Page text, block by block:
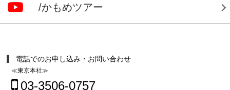
/かもめツアー
電話でのお申し込み・お問い合わせ
≪東京本社≫
03-3506-0757